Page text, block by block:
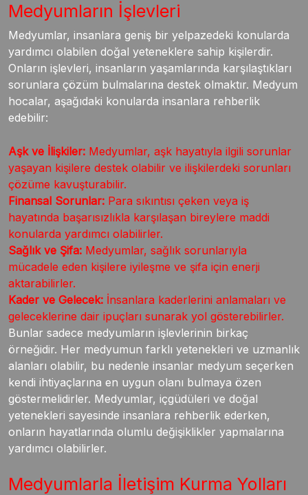
Medyumların İşlevleri
Medyumlar, insanlara geniş bir yelpazedeki konularda
yardımcı olabilen doğal yeteneklere sahip kişilerdir.
Onların işlevleri, insanların yaşamlarında karşılaştıkları
sorunlara çözüm bulmalarına destek olmaktır. Medyum
hocalar, aşağıdaki konularda insanlara rehberlik
edebilir:
Aşk ve İlişkiler: Medyumlar, aşk hayatıyla ilgili sorunlar
yaşayan kişilere destek olabilir ve ilişkilerdeki sorunları
çözüme kavuşturabilir.
Finansal Sorunlar: Para sıkıntısı çeken veya iş
hayatında başarısızlıkla karşılaşan bireylere maddi
konularda yardımcı olabilirler.
Sağlık ve Şifa: Medyumlar, sağlık sorunlarıyla
mücadele eden kişilere iyileşme ve şifa için enerji
aktarabilirler.
Kader ve Gelecek: İnsanlara kaderlerini anlamaları ve
geleceklerine dair ipuçları sunarak yol gösterebilirler.
Bunlar sadece medyumların işlevlerinin birkaç
örneğidir. Her medyumun farklı yetenekleri ve uzmanlık
alanları olabilir, bu nedenle insanlar medyum seçerken
kendi ihtiyaçlarına en uygun olanı bulmaya özen
göstermelidirler. Medyumlar, içgüdüleri ve doğal
yetenekleri sayesinde insanlara rehberlik ederken,
onların hayatlarında olumlu değişiklikler yapmalarına
yardımcı olabilirler.
Medyumlarla İletişim Kurma Yolları